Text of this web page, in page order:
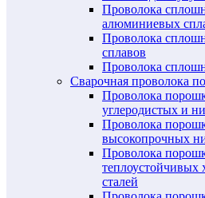
Проволока
алюминиевых
Проволока
сплавов
Проволока
Сварочная проволока
Проволока
углеродистых и
Проволока
высокопрочных
Проволока
сталей